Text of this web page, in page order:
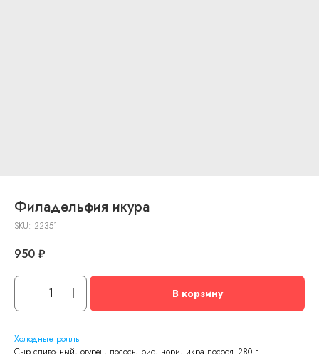
Филадельфия икура
SKU: 22351
950₽
В корзину
Холодные роллы